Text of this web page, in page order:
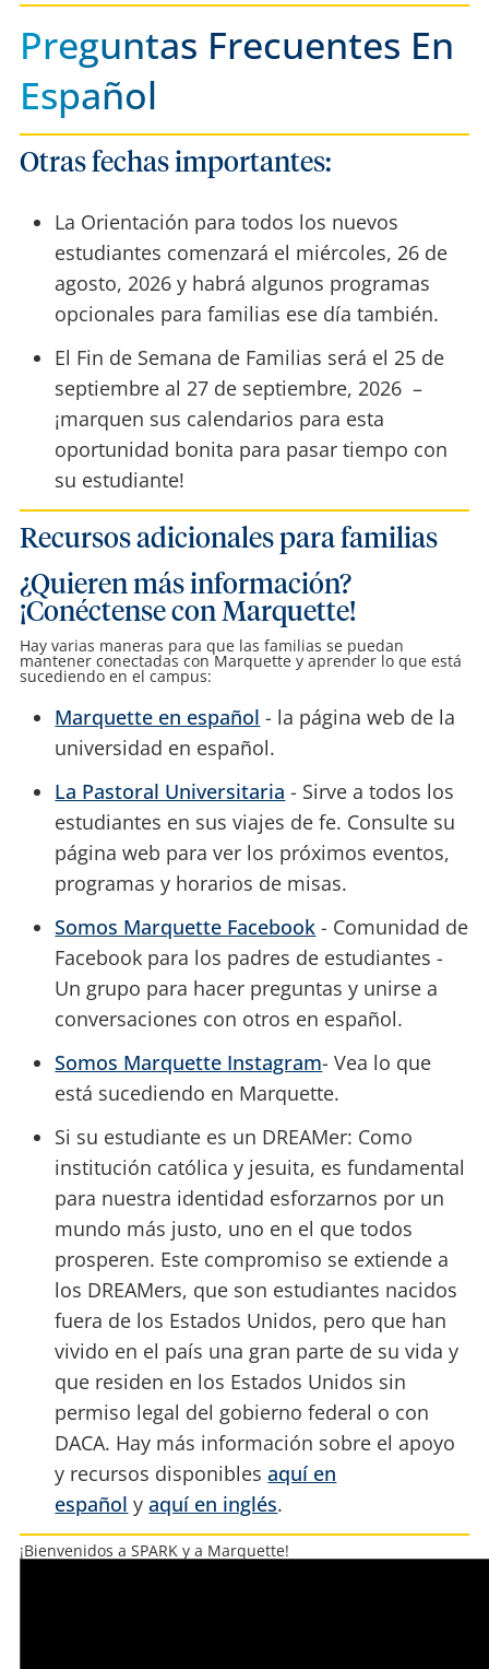
Preguntas Frecuentes En
EspaÑOl
Otras fechas importantes:
La Orientación para todos los nuevos
estudiantes comenzará el miércoles, 26 de
agosto, 2026 y habrá algunos programas
opcionales para familias ese día también.
El Fin de Semana de Familias será el 25 de
septiembre al 27 de septiembre, 2026 –
¡marquen sus calendarios para esta
oportunidad bonita para pasar tiempo con
su estudiante!
Recursos adicionales para familias
¿Quieren más información?
¡Conéctense con Marquette!
Hay varias maneras para que las familias se puedan
mantener conectadas con Marquette y aprender lo que está
sucediendo en el campus:
Marquette en español - la página web de la
universidad en español.
La Pastoral Universitaria - Sirve a todos los
estudiantes en sus viajes de fe. Consulte su
página web para ver los próximos eventos,
programas y horarios de misas.
Somos Marquette Facebook - Comunidad de
Facebook para los padres de estudiantes -
Un grupo para hacer preguntas y unirse a
conversaciones con otros en español.
Somos Marquette Instagram- Vea lo que
está sucediendo en Marquette.
Si su estudiante es un DREAMer: Como
institución católica y jesuita, es fundamental
para nuestra identidad esforzarnos por un
mundo más justo, uno en el que todos
prosperen. Este compromiso se extiende a
los DREAMers, que son estudiantes nacidos
fuera de los Estados Unidos, pero que han
vivido en el país una gran parte de su vida y
que residen en los Estados Unidos sin
permiso legal del gobierno federal o con
DACA. Hay más información sobre el apoyo
y recursos disponiblesaquí en
español yaquí en inglés.
¡Bienvenidos a SPARK y a Marquette!